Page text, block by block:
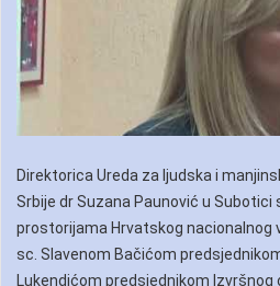
Direktorica Ureda za ljudska i
Srbije dr Suzana Paunović u Subotici
prostorijama Hrvatskog nacionalnog
sc. Slavenom Bačićom
Lukendićom predsjednikom Izvršnog